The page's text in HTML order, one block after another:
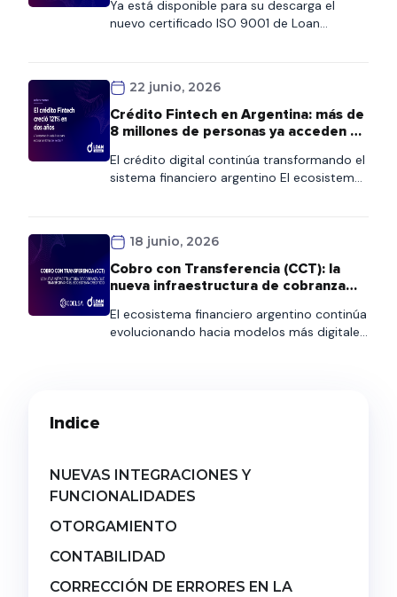
Ya está disponible para su descarga el
nuevo certificado ISO 9001 de Loan
podrán acceder al certificado de forma
rápida desde esta página o consultarlo
también en nuestra Wiki, donde
22 junio, 2026
Crédito Fintech en Argentina: más de
8 millones de personas ya acceden al
El crédito digital continúa transformando el
sistema financiero argentino El ecosistema
Informe de Crédito Fintech elaborado por el
ITBA y la Cámara Argentina Fintech, más de
8,1 millones de personas ya acceden a
18 junio, 2026
Cobro con Transferencia (CCT): la
nueva infraestructura de cobranza
crediticio
El ecosistema financiero argentino continúa
evolucionando hacia modelos más digitales,
préstamos. Aunque la salida a producción
está prevista para […]
Indice
NUEVAS INTEGRACIONES Y
FUNCIONALIDADES
OTORGAMIENTO
CONTABILIDAD
CORRECCIÓN DE ERRORES EN LA